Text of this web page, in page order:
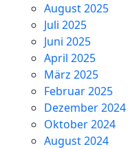
August 2025
Juli 2025
Juni 2025
April 2025
März 2025
Februar 2025
Dezember 2024
Oktober 2024
August 2024